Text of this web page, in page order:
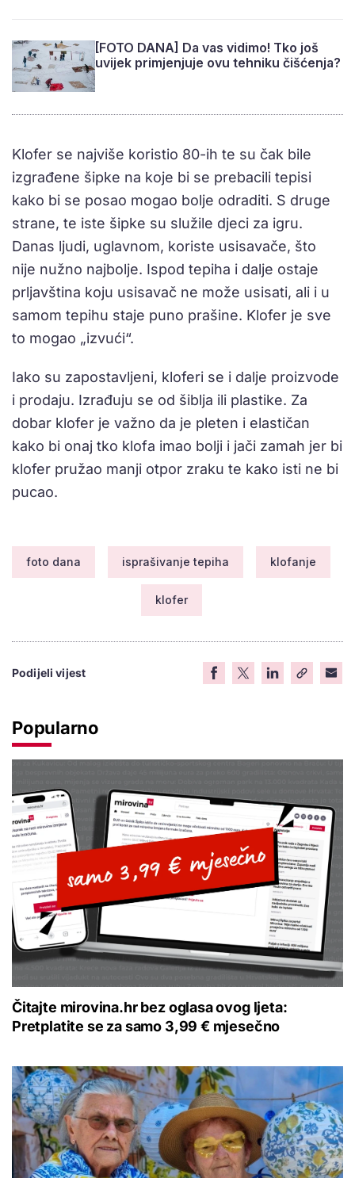
[FOTO DANA] Da vas vidimo! Tko još
uvijek primjenjuje ovu tehniku čišćenja?
Klofer se najviše koristio 80-ih te su čak bile
izgrađene šipke na koje bi se prebacili tepisi
kako bi se posao mogao bolje odraditi. S druge
strane, te iste šipke su služile djeci za igru.
Danas ljudi, uglavnom, koriste usisavače, što
nije nužno najbolje. Ispod tepiha i dalje ostaje
prljavština koju usisavač ne može usisati, ali i u
samom tepihu staje puno prašine. Klofer je sve
to mogao „izvući“.
Iako su zapostavljeni, kloferi se i dalje proizvode
i prodaju. Izrađuju se od šiblja ili plastike. Za
dobar klofer je važno da je pleten i elastičan
kako bi onaj tko klofa imao bolji i jači zamah jer bi
klofer pružao manji otpor zraku te kako isti ne bi
pucao.
foto dana isprašivanje tepiha klofanje
klofer
Podijeli vijest
Popularno
Čitajte mirovina.hr bez oglasa ovog ljeta:
Pretplatite se za samo 3,99 € mjesečno